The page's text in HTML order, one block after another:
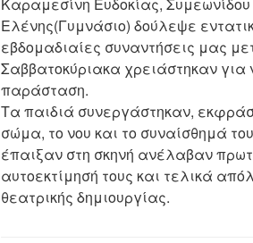
Καραμεσίνη Ευδοκίας,
Ελένης(Γυμνάσιο) δούλεψε
εβδομαδιαίες συναντήσεις μας
Σαββατοκύριακα χρειάστηκαν για
παράσταση.
Τα παιδιά συνεργάστηκαν,
σώμα, το νου και το συναίσθημά
έπαιξαν στη σκηνή ανέλαβαν
αυτοεκτίμησή τους και τελικά
θεατρικής δημιουργίας.